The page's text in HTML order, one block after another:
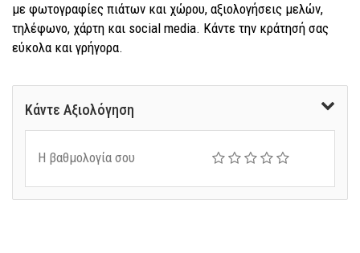
με φωτογραφίες πιάτων και χώρου, αξιολογήσεις μελών,
τηλέφωνο, χάρτη και social media. Κάντε την κράτησή σας
εύκολα και γρήγορα.
Κάντε Αξιολόγηση
Η βαθμολογία σου